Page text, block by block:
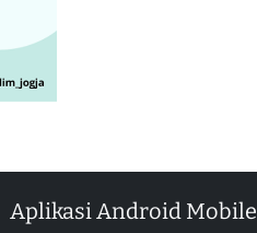
Aplikasi Android Mobile